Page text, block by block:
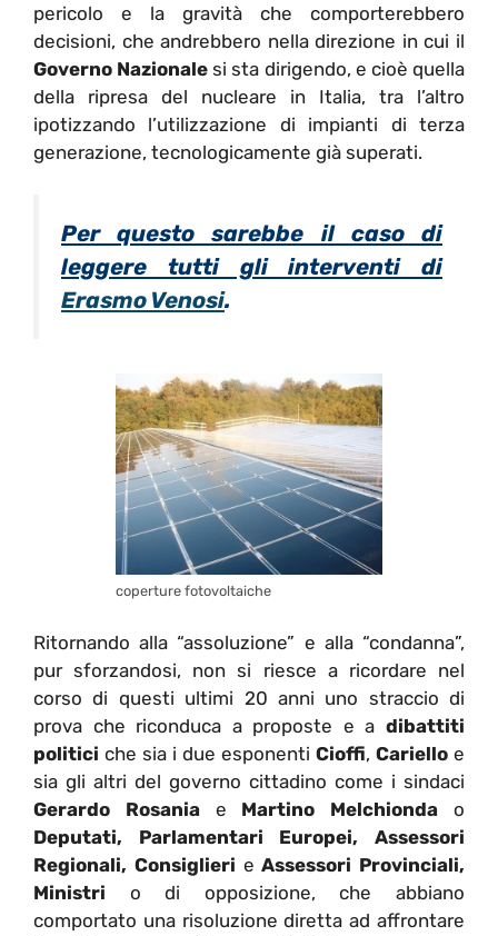
pericolo e la gravità che comporterebbero
decisioni, che andrebbero nella direzione in cui il
Governo Nazionale si sta dirigendo, e cioè quella
della ripresa del nucleare in Italia, tra l’altro
ipotizzando l’utilizzazione di impianti di terza
generazione, tecnologicamente già superati.
Per questo sarebbe il caso di
leggere tutti gli interventi di
Erasmo Venosi.
coperture fotovoltaiche
Ritornando alla “assoluzione” e alla “condanna”,
pur sforzandosi, non si riesce a ricordare nel
corso di questi ultimi 20 anni uno straccio di
prova che riconduca a proposte e a dibattiti
politici che sia i due esponenti Cioffi, Cariello e
sia gli altri del governo cittadino come i sindaci
Gerardo Rosania e Martino Melchionda o
Deputati, Parlamentari Europei, Assessori
Regionali, Consiglieri eAssessori Provinciali,
Ministri o di opposizione, che abbiano
comportato una risoluzione diretta ad affrontare